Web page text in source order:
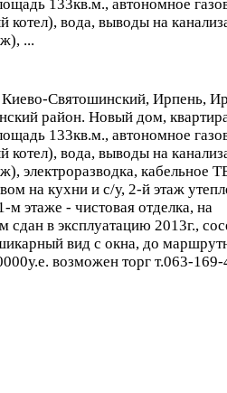
133кв.м., автономное
котел), вода, выводы на
...
Святошинский, Ирпень,
район. Новый дом,
133кв.м., автономное
котел), вода, выводы на
электроразводка, кабельное
на кухни и с/у, 2-й этаж
этаже - чистовая отделка, на
сдан в эксплуатацию 2013г.,
вид с окна, до
возможен торг т.063-